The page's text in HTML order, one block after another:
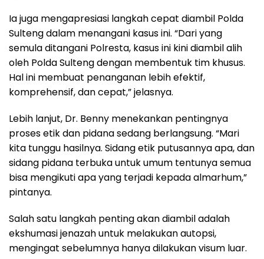
Ia juga mengapresiasi langkah cepat diambil Polda
Sulteng dalam menangani kasus ini. “Dari yang
semula ditangani Polresta, kasus ini kini diambil alih
oleh Polda Sulteng dengan membentuk tim khusus.
Hal ini membuat penanganan lebih efektif,
komprehensif, dan cepat,” jelasnya.
Lebih lanjut, Dr. Benny menekankan pentingnya
proses etik dan pidana sedang berlangsung. “Mari
kita tunggu hasilnya. Sidang etik putusannya apa, dan
sidang pidana terbuka untuk umum tentunya semua
bisa mengikuti apa yang terjadi kepada almarhum,”
pintanya.
Salah satu langkah penting akan diambil adalah
ekshumasi jenazah untuk melakukan autopsi,
mengingat sebelumnya hanya dilakukan visum luar.